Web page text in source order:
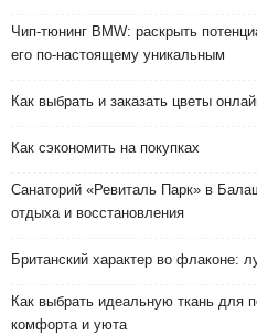
Чип-тюнинг BMW: раскрыть
его по-настоящему уникальным
Как выбрать и заказать цветы
Как сэкономить на покупках
Санаторий «Ревиталь Парк» в
отдыха и восстановления
Британский характер во флаконе:
Как выбрать идеальную ткань для
комфорта и уюта